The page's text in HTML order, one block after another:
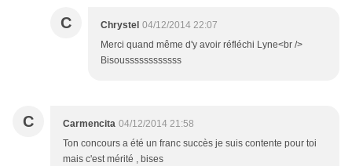
C Chrystel 04/12/2014 22:07
Merci quand même d'y avoir réfléchi Lyne<br />
Bisoussssssssssss
C Carmencita 04/12/2014 21:58
Ton concours a été un franc succès je suis contente pour toi
mais c'est mérité , bises